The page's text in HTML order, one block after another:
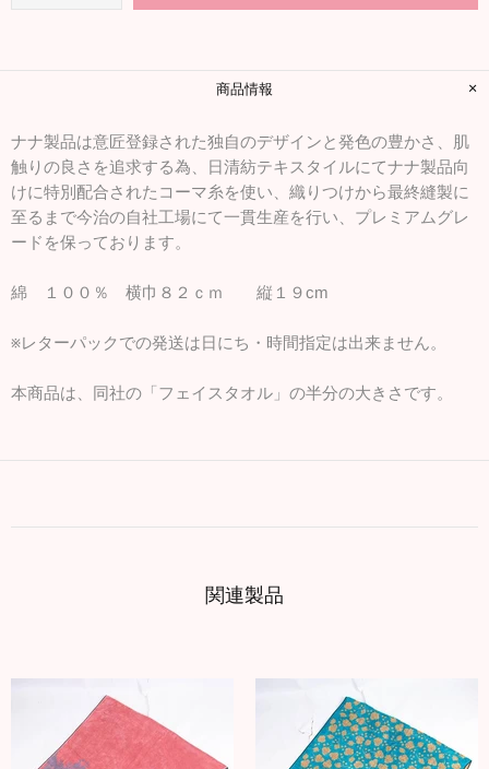
商品情報
ナナ製品は意匠登録された独自のデザインと発色の豊かさ、肌
触りの良さを追求する為、日清紡テキスタイルにてナナ製品向
けに特別配合されたコーマ糸を使い、織りつけから最終縫製に
至るまで今治の自社工場にて一貫生産を行い、プレミアムグレ
ードを保っております。
綿 １００％ 横巾８２ｃｍ 縦１９cm
※レターパックでの発送は日にち・時間指定は出来ません。
本商品は、同社の「フェイスタオル」の半分の大きさです。
関連製品